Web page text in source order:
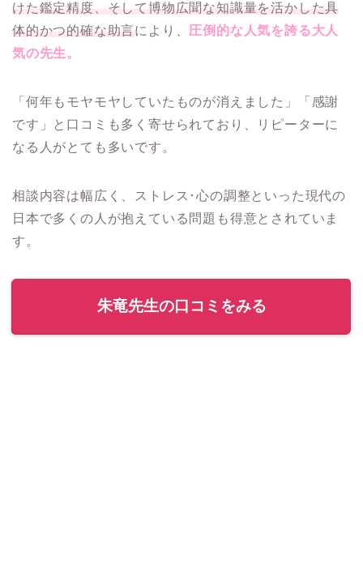
けた鑑定精度、そして博物広聞な知識量を活かした具
体的かつ的確な助言により、 圧倒的な人気を誇る大人
気の先生。
「何年もモヤモヤしていたものが消えました」「感謝
です」と口コミも多く寄せられており、リピーターに
なる人がとても多いです。
相談内容は幅広く、ストレス･心の調整といった現代の
日本で多くの人が抱えている問題も得意とされていま
す。
朱竜先生の口コミをみる